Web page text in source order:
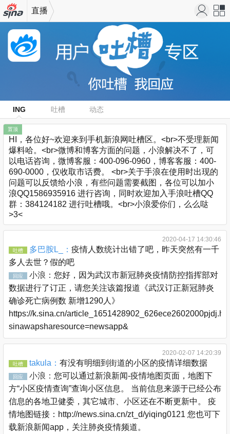
机新浪
直播
ING 吐槽 动态
置顶
HI，各位好~欢迎来到手机新浪网吐槽区。<br>不受理新闻
爆料哈。<br>微博和博客方面的问题，小浪解决不了，可
以电话咨询，微博客服：400-096-0960，博客客服：400-
690-0000，仅收取市话费。 <br>关于手浪在使用时出现的
问题可以反馈给小浪，有些问题需要截图，各位可以加小
浪QQ1586935916 进行咨询，同时欢迎加入手浪吐槽QQ
群：384124182 进行吐槽哦。<br>小浪爱你们，么么哒
>3<
2020-04-17 14:30:46
吐槽 多巴胺L_： 疫情人数统计出错了吧，昨天突然有一千
多人去世？假的吧
回应 小浪： 您好，因为武汉市新冠肺炎疫情防控指挥部对
数据进行了订正，请您关注该篇报道《武汉订正新冠肺炎
确诊死亡病例数 新增1290人》
https://k.sina.cn/
sinawapsharesource=newsapp&
2020-02-07 14:20:39
吐槽 takula： 有没有明细到街道的小区的疫情详细数据
回应 小浪： 您可以通过新浪新闻-疫情地图页面，地图下
方“小区疫情查询”查询小区信息。 当前信息来源于已经公布
信息的各地卫健委，其它城市、小区还在不断更新中。 疫
情地图链接：http://news.sina.cn/zt_d/yiqing0121 您也可下
载新浪新闻app，关注肺炎疫情频道。